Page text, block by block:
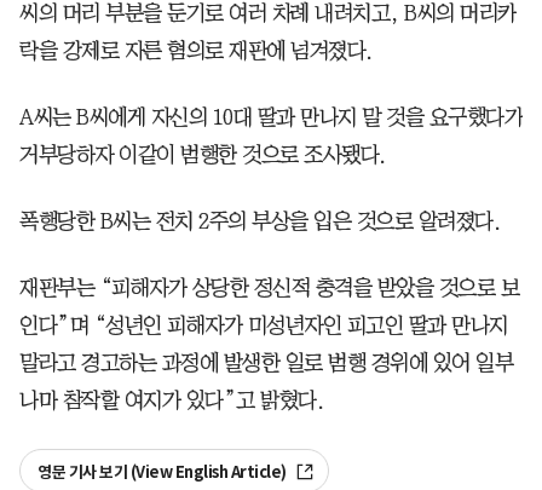
씨의 머리 부분을 둔기로 여러 차례 내려치고, B씨의 머리카
락을 강제로 자른 혐의로 재판에 넘겨졌다.
A씨는 B씨에게 자신의 10대 딸과 만나지 말 것을 요구했다가
거부당하자 이같이 범행한 것으로 조사됐다.
폭행당한 B씨는 전치 2주의 부상을 입은 것으로 알려졌다.
재판부는 “피해자가 상당한 정신적 충격을 받았을 것으로 보
인다”며 “성년인 피해자가 미성년자인 피고인 딸과 만나지
말라고 경고하는 과정에 발생한 일로 범행 경위에 있어 일부
나마 참작할 여지가 있다”고 밝혔다.
영문 기사 보기 (View English Article)